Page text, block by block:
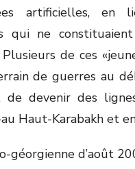
artificielles, en
qui ne
Plusieurs de ces
de guerres au
de devenir des
Haut-Karabakh et
géorgienne d’août